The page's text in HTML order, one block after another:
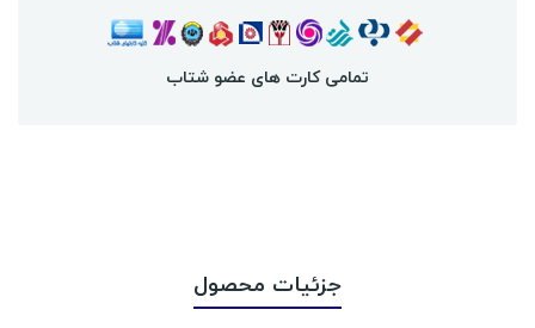
تمامی کارت های عضو شتاب
جزئیات محصول